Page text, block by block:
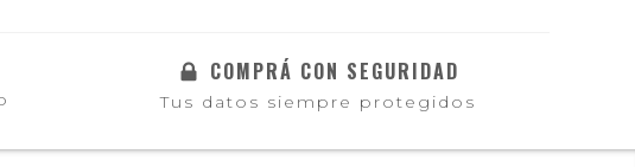
COMPRÁ CON SEGURIDAD
Tus datos siempre protegidos